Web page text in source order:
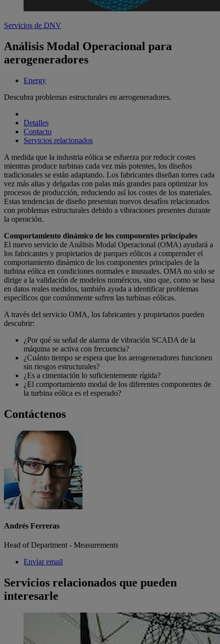
Servicios de DNV
Análisis Modal Operacional para
aerogeneradores
Energy
Descubra problemas estructurales en aerogeneradores.
Detalles
Contacto
Servicios relacionados
A medida que la industria eólica se esfuerza por reducir costes
mientras produce turbinas cada vez más potentes, los diseños
tradicionales se están adaptando. Los fabricantes diseñan torres cada
vez más altas y delgadas con palas más grandes para optimizar los
procesos de producción, reduciendo así los costes de los materiales.
Estas tendencias de diseño presentan nuevos desafíos relacionados
con problemas estructurales debido a vibraciones presentes durante
la operación.
Comportamiento dinámico de los componentes principales
El nuevo servicio de Análisis Modal Operacional (OMA) ayudará a
los fabricantes y propietarios de parques eólicos a comprender el
comportamiento dinámico de los componentes principales de la
turbina eólica en condiciones normales e inusuales. OMA no solo se
dirige a la validación de modelos numéricos, sino que, como se basa
en datos reales medidos, también ayuda a identificar problemas
específicos que comúnmente sufren las turbinas eólicas.
A través del servicio OMA, los fabricantes y propietarios pueden
descubrir:
¿Por qué su señal de alarma de vibración SCADA de la
máquina se activa con frecuencia?
¿Cuánto tiempo se espera que los aerogeneradores funcionen
sin riesgos estructurales?
¿Es a cimentación lo suficientemente rígida?
¿El comportamiento modal de los diferentes componentes de
la turbina eólica es el esperado?
Contáctenos
Andrés Ferreras
Head of Department - Measurements
Enviar email
Servicios relacionados que pueden
interesarle